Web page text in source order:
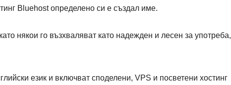
Bluehost определено си е създал име.
някои го възхваляват като надежден и лесен за употреба,
език и включват споделени, VPS и посветени хостинг